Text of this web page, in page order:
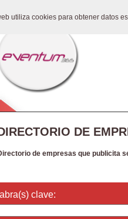
utiliza cookies para obtener datos
DE
de empresas que publicita
clave: